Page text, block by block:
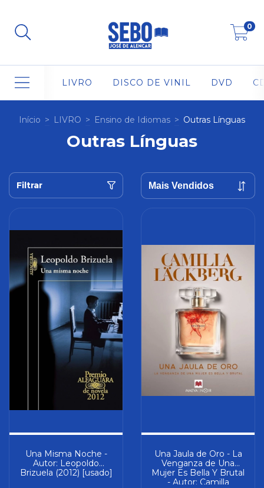
0
LIVRO DISCO DE VINIL DVD
Início > LIVRO > Ensino de Idiomas > Outras Línguas
Outras Línguas
Filtrar
Una Misma Noche -
Autor: Leopoldo
Brizuela (2012) [usado]
Una Jaula de Oro - La
Venganza de Una
Mujer Es Bella Y Brutal
- Autor: Camilla